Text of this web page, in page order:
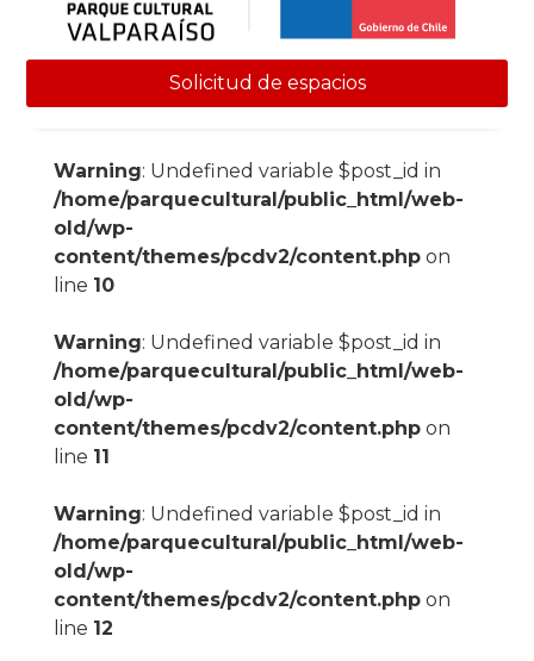
Solicitud de espacios
Warning: Undefined variable $post_id in
/home/parquecultural/public_html/web-
old/wp-
content/themes/pcdv2/content.phpon
line 10
Warning: Undefined variable $post_id in
/home/parquecultural/public_html/web-
old/wp-
content/themes/pcdv2/content.phpon
line 11
Warning: Undefined variable $post_id in
/home/parquecultural/public_html/web-
old/wp-
content/themes/pcdv2/content.phpon
line 12